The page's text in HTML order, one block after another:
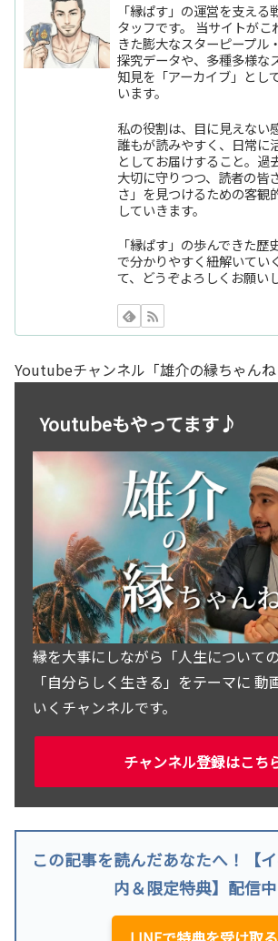
「縁ぱす」の運営を支える
タッフです。 当サイトがこ
きた膨大なスターピープル
探究データや、多種多様な
知見を「アーカイブ」とし
います。
私の役割は、目に見えない
誰もが読みやすく、日常に
としてお届けすること。過
大切に守りつつ、読者の皆
さ」を見つけるための客観
していきます。
「縁ぱす」の歩んできた歴
で分かりやすく紐解いてい
て、どうぞよろしくお願い
Youtubeチャンネル「雄介の縁ちゃんね
Youtubeもやってます♪
縁を大事にしながら「人生について
「自分らしく生きる」をテーマに 動
いくチャンネルです。
チャンネル登録はこち
この記事を読んだあなたへ！【
内＆限定特典】配信中